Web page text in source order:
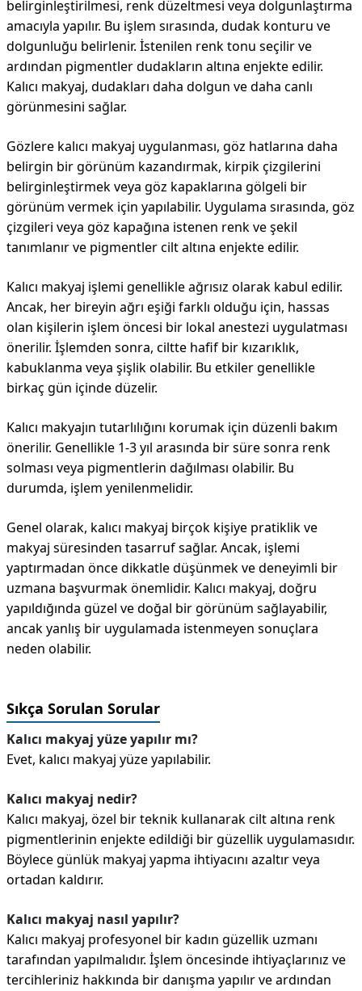
belirginleştirilmesi, renk düzeltmesi veya dolgunlaştırma
amacıyla yapılır. Bu işlem sırasında, dudak konturu ve
dolgunluğu belirlenir. İstenilen renk tonu seçilir ve
ardından pigmentler dudakların altına enjekte edilir.
Kalıcı makyaj, dudakları daha dolgun ve daha canlı
görünmesini sağlar.
Gözlere kalıcı makyaj uygulanması, göz hatlarına daha
belirgin bir görünüm kazandırmak, kirpik çizgilerini
belirginleştirmek veya göz kapaklarına gölgeli bir
görünüm vermek için yapılabilir. Uygulama sırasında, göz
çizgileri veya göz kapağına istenen renk ve şekil
tanımlanır ve pigmentler cilt altına enjekte edilir.
Kalıcı makyaj işlemi genellikle ağrısız olarak kabul edilir.
Ancak, her bireyin ağrı eşiği farklı olduğu için, hassas
olan kişilerin işlem öncesi bir lokal anestezi uygulatması
önerilir. İşlemden sonra, ciltte hafif bir kızarıklık,
kabuklanma veya şişlik olabilir. Bu etkiler genellikle
birkaç gün içinde düzelir.
Kalıcı makyajın tutarlılığını korumak için düzenli bakım
önerilir. Genellikle 1-3 yıl arasında bir süre sonra renk
solması veya pigmentlerin dağılması olabilir. Bu
durumda, işlem yenilenmelidir.
Genel olarak, kalıcı makyaj birçok kişiye pratiklik ve
makyaj süresinden tasarruf sağlar. Ancak, işlemi
yaptırmadan önce dikkatle düşünmek ve deneyimli bir
uzmana başvurmak önemlidir. Kalıcı makyaj, doğru
yapıldığında güzel ve doğal bir görünüm sağlayabilir,
ancak yanlış bir uygulamada istenmeyen sonuçlara
neden olabilir.
Sıkça Sorulan Sorular
Kalıcı makyaj yüze yapılır mı?
Evet, kalıcı makyaj yüze yapılabilir.
Kalıcı makyaj nedir?
Kalıcı makyaj, özel bir teknik kullanarak cilt altına renk
pigmentlerinin enjekte edildiği bir güzellik uygulamasıdır.
Böylece günlük makyaj yapma ihtiyacını azaltır veya
ortadan kaldırır.
Kalıcı makyaj nasıl yapılır?
Kalıcı makyaj profesyonel bir kadın güzellik uzmanı
tarafından yapılmalıdır. İşlem öncesinde ihtiyaçlarınız ve
tercihleriniz hakkında bir danışma yapılır ve ardından